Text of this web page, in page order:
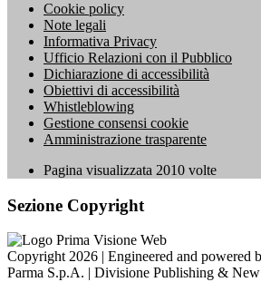
Cookie policy
Note legali
Informativa Privacy
Ufficio Relazioni con il Pubblico
Dichiarazione di accessibilità
Obiettivi di accessibilità
Whistleblowing
Gestione consensi cookie
Amministrazione trasparente
Pagina visualizzata 2010 volte
Sezione Copyright
Copyright 2026 | Engineered and powered
Parma S.p.A. | Divisione Publishing &